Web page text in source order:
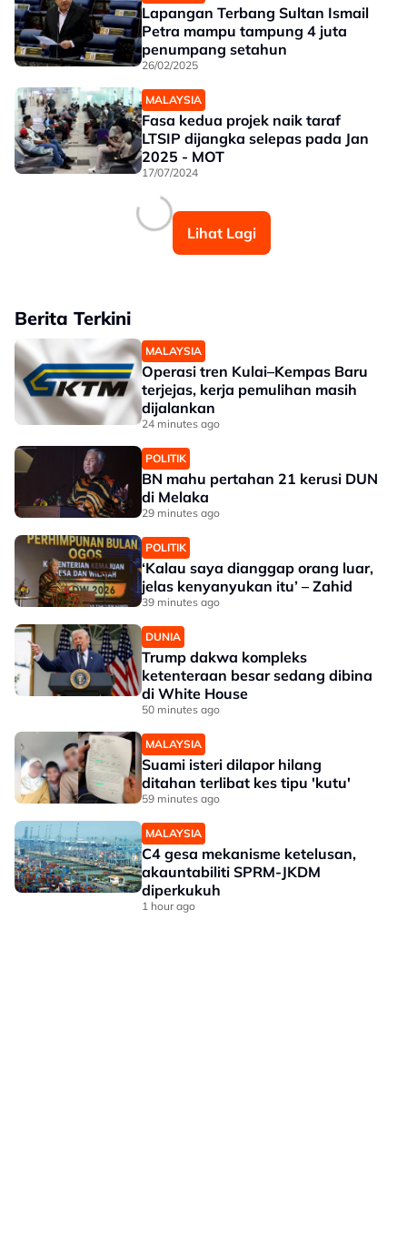
Lapangan Terbang Sultan Ismail
Petra mampu tampung 4 juta
penumpang setahun
26/02/2025
MALAYSIA
Fasa kedua projek naik taraf
LTSIP dijangka selepas pada Jan
2025 - MOT
17/07/2024
Lihat Lagi
Berita Terkini
MALAYSIA
Operasi tren Kulai–Kempas Baru
terjejas, kerja pemulihan masih
dijalankan
24 minutes ago
POLITIK
BN mahu pertahan 21 kerusi DUN
di Melaka
29 minutes ago
POLITIK
‘Kalau saya dianggap orang luar,
jelas kenyanyukan itu’ – Zahid
39 minutes ago
DUNIA
Trump dakwa kompleks
ketenteraan besar sedang dibina
di White House
50 minutes ago
MALAYSIA
Suami isteri dilapor hilang
ditahan terlibat kes tipu 'kutu'
59 minutes ago
MALAYSIA
C4 gesa mekanisme ketelusan,
akauntabiliti SPRM-JKDM
diperkukuh
1 hour ago